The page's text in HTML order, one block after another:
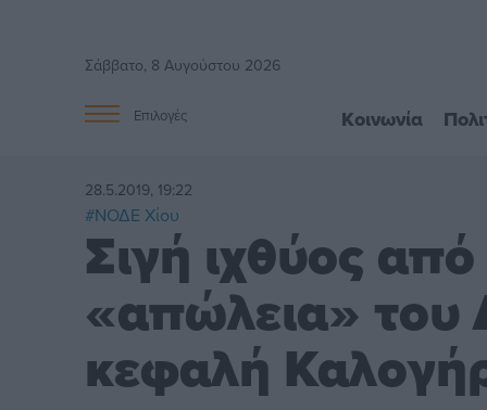
Σάββατο, 8 Αυγούστου 2026
Επιλογές Κοινωνία
28.5.2019, 19:22
#ΝΟΔΕ Χίου
Σιγή ιχθύος
«απώλεια» του
κεφαλή